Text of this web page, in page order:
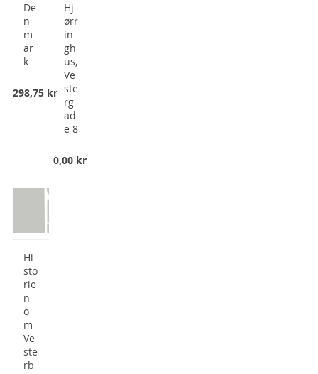
De
n
m
ar
k
298,75 kr
Hj
ørr
in
gh
us,
Ve
ste
rg
ad
e 8
0,00 kr
Hi
sto
rie
n
o
m
Ve
ste
rb